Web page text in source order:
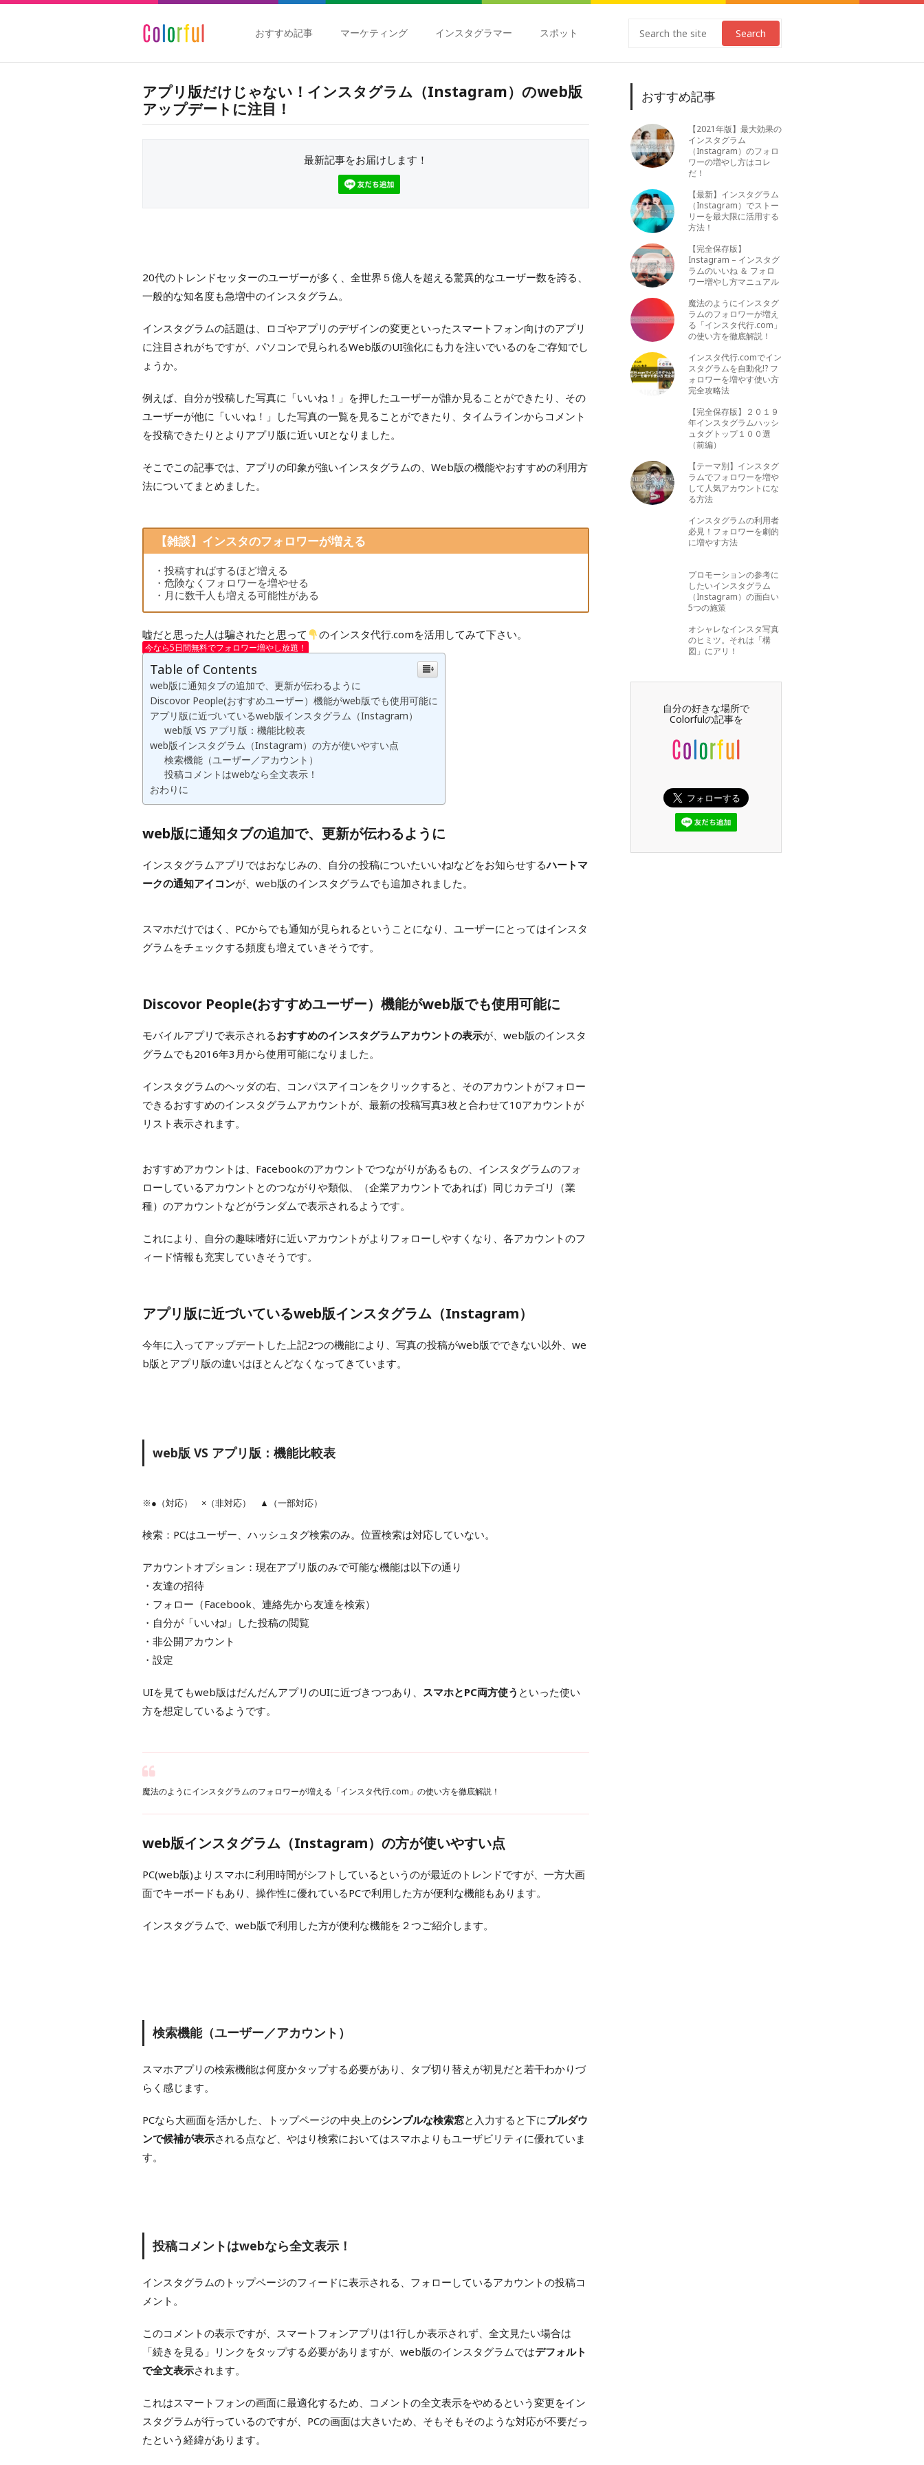
おすすめ記事 マーケティング インスタグラマー スポット Search
アプリ版だけじゃない！インスタグラム（Instagram）のweb版
アップデートに注目！
最新記事をお届けします！
20代のトレンドセッターのユーザーが多く、全世界５億人を超える驚異的なユーザー数を誇る、
一般的な知名度も急増中のインスタグラム。
インスタグラムの話題は、ロゴやアプリのデザインの変更といったスマートフォン向けのアプリ
に注目されがちですが、パソコンで見られるWeb版のUI強化にも力を注いでいるのをご存知でし
ょうか。
例えば、自分が投稿した写真に「いいね！」を押したユーザーが誰か見ることができたり、その
ユーザーが他に「いいね！」した写真の一覧を見ることができたり、タイムラインからコメント
を投稿できたりとよりアプリ版に近いUIとなりました。
そこでこの記事では、アプリの印象が強いインスタグラムの、Web版の機能やおすすめの利用方
法についてまとめました。
【雑談】インスタのフォロワーが増える
・投稿すればするほど増える
・危険なくフォロワーを増やせる
・月に数千人も増える可能性がある
嘘だと思った人は騙されたと思って のインスタ代行.comを活用してみて下さい。
今なら5日間無料でフォロワー増やし放題！
Table of Contents
web版に通知タブの追加で、更新が伝わるように
Discovor People(おすすめユーザー）機能がweb版でも使用可能に
アプリ版に近づいているweb版インスタグラム（Instagram）
web版 VS アプリ版：機能比較表
web版インスタグラム（Instagram）の方が使いやすい点
検索機能（ユーザー／アカウント）
投稿コメントはwebなら全文表示！
おわりに
web版に通知タブの追加で、更新が伝わるように
インスタグラムアプリではおなじみの、自分の投稿についたいいね!などをお知らせするハートマ
ークの通知アイコンが、web版のインスタグラムでも追加されました。
スマホだけではく、PCからでも通知が見られるということになり、ユーザーにとってはインスタ
グラムをチェックする頻度も増えていきそうです。
Discovor People(おすすめユーザー）機能がweb版でも使用可能に
モバイルアプリで表示されるおすすめのインスタグラムアカウントの表示が、web版のインスタ
グラムでも2016年3月から使用可能になりました。
インスタグラムのヘッダの右、コンパスアイコンをクリックすると、そのアカウントがフォロー
できるおすすめのインスタグラムアカウントが、最新の投稿写真3枚と合わせて10アカウントが
リスト表示されます。
おすすめアカウントは、Facebookのアカウントでつながりがあるもの、インスタグラムのフォ
ローしているアカウントとのつながりや類似、（企業アカウントであれば）同じカテゴリ（業
種）のアカウントなどがランダムで表示されるようです。
これにより、自分の趣味嗜好に近いアカウントがよりフォローしやすくなり、各アカウントのフ
ィード情報も充実していきそうです。
アプリ版に近づいているweb版インスタグラム（Instagram）
今年に入ってアップデートした上記2つの機能により、写真の投稿がweb版でできない以外、we
b版とアプリ版の違いはほとんどなくなってきています。
web版 VS アプリ版：機能比較表
※●（対応） ×（非対応） ▲（一部対応）
検索：PCはユーザー、ハッシュタグ検索のみ。位置検索は対応していない。
アカウントオプション：現在アプリ版のみで可能な機能は以下の通り
・友達の招待
・フォロー（Facebook、連絡先から友達を検索）
・自分が「いいね!」した投稿の閲覧
・非公開アカウント
・設定
UIを見てもweb版はだんだんアプリのUIに近づきつつあり、 スマホとPC両方使う といった使い
方を想定しているようです。
魔法のようにインスタグラムのフォロワーが増える「インスタ代行.com」の使い方を徹底解説！
web版インスタグラム（Instagram）の方が使いやすい点
PC(web版)よりスマホに利用時間がシフトしているというのが最近のトレンドですが、一方大画
面でキーボードもあり、操作性に優れているPCで利用した方が便利な機能もあります。
インスタグラムで、web版で利用した方が便利な機能を２つご紹介します。
検索機能（ユーザー／アカウント）
スマホアプリの検索機能は何度かタップする必要があり、タブ切り替えが初見だと若干わかりづ
らく感じます。
PCなら大画面を活かした、トップページの中央上のシンプルな検索窓と入力すると下にプルダウ
ンで候補が表示される点など、やはり検索においてはスマホよりもユーザビリティに優れていま
す。
投稿コメントはwebなら全文表示！
インスタグラムのトップページのフィードに表示される、フォローしているアカウントの投稿コ
メント。
このコメントの表示ですが、スマートフォンアプリは1行しか表示されず、全文見たい場合は
「続きを見る」リンクをタップする必要がありますが、web版のインスタグラムではデフォルト
で全文表示されます。
これはスマートフォンの画面に最適化するため、コメントの全文表示をやめるという変更をイン
スタグラムが行っているのですが、PCの画面は大きいため、そもそもそのような対応が不要だっ
たという経緯があります。
おすすめ記事
【2021年版】最大効果の
インスタグラム
（Instagram）のフォロ
ワーの増やし方はコレ
だ！
【最新】インスタグラム
（Instagram）でストー
リーを最大限に活用する
方法！
【完全保存版】
Instagram – インスタグ
ラムのいいね ＆ フォロ
ワー増やし方マニュアル
魔法のようにインスタグ
ラムのフォロワーが増え
る「インスタ代行.com」
の使い方を徹底解説！
インスタ代行.comでイン
スタグラムを自動化!? フ
ォロワーを増やす使い方
完全攻略法
【完全保存版】２０１９
年インスタグラムハッシ
ュタグトップ１００選
（前編）
【テーマ別】インスタグ
ラムでフォロワーを増や
して人気アカウントにな
る方法
インスタグラムの利用者
必見！フォロワーを劇的
に増やす方法
プロモーションの参考に
したいインスタグラム
（Instagram）の面白い
5つの施策
オシャレなインスタ写真
のヒミツ。それは「構
図」にアリ！
自分の好きな場所で
Colorfulの記事を